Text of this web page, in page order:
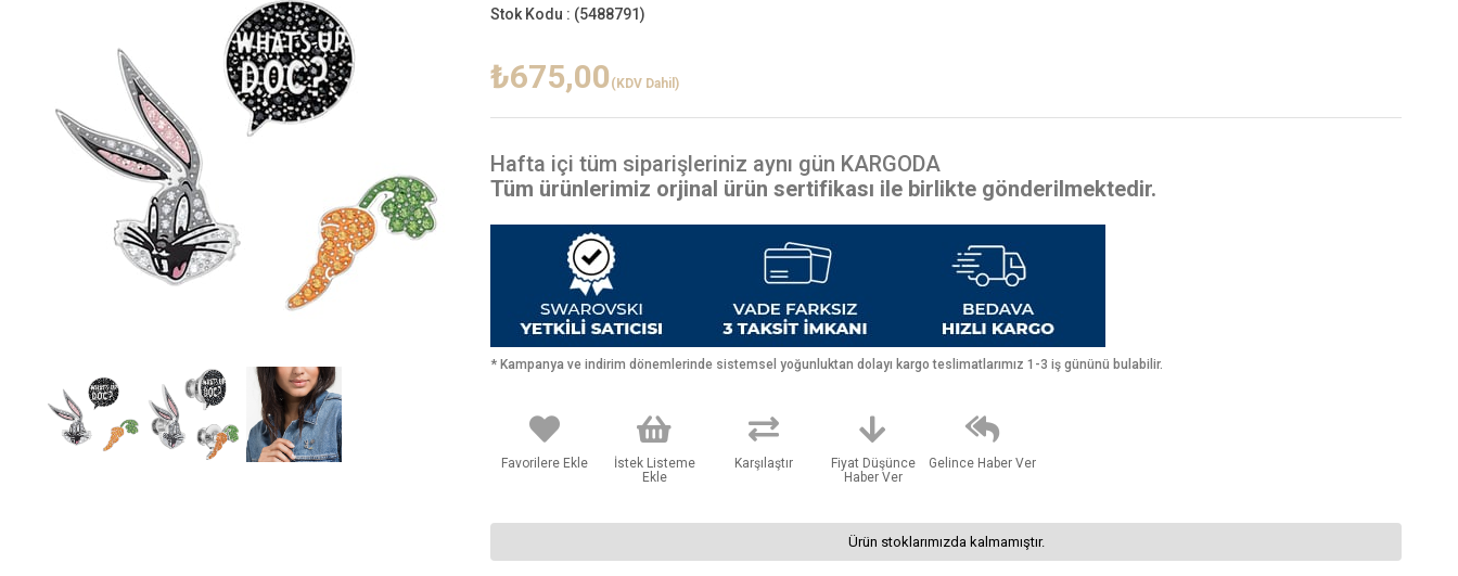
Stok Kodu : (5488791)
₺675,00 (KDV Dahil)
Hafta içi tüm siparişleriniz aynı gün KARGODA
Tüm ürünlerimiz orjinal ürün sertifikası ile birlikte gönderilmektedir.
* Kampanya ve indirim dönemlerinde sistemsel yoğunluktan dolayı kargo teslimatlarımız 1-3 iş gününü bulabilir.
Favorilere Ekle
İstek Listeme
Ekle
Karşılaştır
Fiyat Düşünce
Haber Ver
Gelince Haber Ver
Ürün stoklarımızda kalmamıştır.